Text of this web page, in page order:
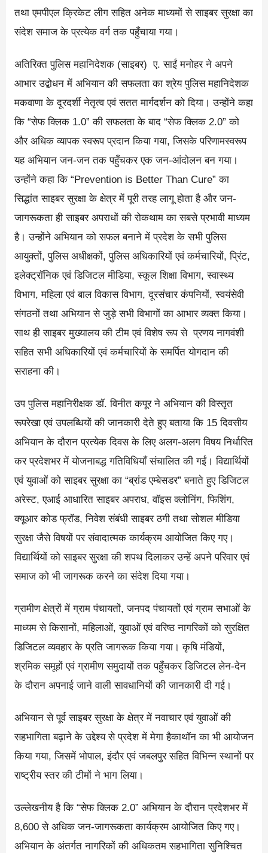
तथा एमपीएल क्रिकेट लीग सहित अनेक माध्यमों से साइबर सुरक्षा का
संदेश समाज के प्रत्येक वर्ग तक पहुँचाया गया।
अतिरिक्त पुलिस महानिदेशक (साइबर) ए. साईं मनोहर ने अपने
आभार उद्बोधन में अभियान की सफलता का श्रेय पुलिस महानिदेशक
मकवाणा के दूरदर्शी नेतृत्व एवं सतत मार्गदर्शन को दिया। उन्होंने कहा
कि “सेफ क्लिक 1.0” की सफलता के बाद “सेफ क्लिक 2.0” को
और अधिक व्यापक स्वरूप प्रदान किया गया, जिसके परिणामस्वरूप
यह अभियान जन-जन तक पहुँचकर एक जन-आंदोलन बन गया।
उन्होंने कहा कि “Prevention is Better Than Cure” का
सिद्धांत साइबर सुरक्षा के क्षेत्र में पूरी तरह लागू होता है और जन-
जागरूकता ही साइबर अपराधों की रोकथाम का सबसे प्रभावी माध्यम
है। उन्होंने अभियान को सफल बनाने में प्रदेश के सभी पुलिस
आयुक्तों, पुलिस अधीक्षकों, पुलिस अधिकारियों एवं कर्मचारियों, प्रिंट,
इलेक्ट्रॉनिक एवं डिजिटल मीडिया, स्कूल शिक्षा विभाग, स्वास्थ्य
विभाग, महिला एवं बाल विकास विभाग, दूरसंचार कंपनियों, स्वयंसेवी
संगठनों तथा अभियान से जुड़े सभी विभागों का आभार व्यक्त किया।
साथ ही साइबर मुख्यालय की टीम एवं विशेष रूप से प्रणय नागवंशी
सहित सभी अधिकारियों एवं कर्मचारियों के समर्पित योगदान की
सराहना की।
उप पुलिस महानिरीक्षक डॉ. विनीत कपूर ने अभियान की विस्तृत
रूपरेखा एवं उपलब्धियों की जानकारी देते हुए बताया कि 15 दिवसीय
अभियान के दौरान प्रत्येक दिवस के लिए अलग-अलग विषय निर्धारित
कर प्रदेशभर में योजनाबद्ध गतिविधियाँ संचालित की गईं। विद्यार्थियों
एवं युवाओं को साइबर सुरक्षा का “ब्रांड एम्बेसडर” बनाते हुए डिजिटल
अरेस्ट, एआई आधारित साइबर अपराध, वॉइस क्लोनिंग, फिशिंग,
क्यूआर कोड फ्रॉड, निवेश संबंधी साइबर ठगी तथा सोशल मीडिया
सुरक्षा जैसे विषयों पर संवादात्मक कार्यक्रम आयोजित किए गए।
विद्यार्थियों को साइबर सुरक्षा की शपथ दिलाकर उन्हें अपने परिवार एवं
समाज को भी जागरूक करने का संदेश दिया गया।
ग्रामीण क्षेत्रों में ग्राम पंचायतों, जनपद पंचायतों एवं ग्राम सभाओं के
माध्यम से किसानों, महिलाओं, युवाओं एवं वरिष्ठ नागरिकों को सुरक्षित
डिजिटल व्यवहार के प्रति जागरूक किया गया। कृषि मंडियों,
श्रमिक समूहों एवं ग्रामीण समुदायों तक पहुँचकर डिजिटल लेन-देन
के दौरान अपनाई जाने वाली सावधानियों की जानकारी दी गई।
अभियान से पूर्व साइबर सुरक्षा के क्षेत्र में नवाचार एवं युवाओं की
सहभागिता बढ़ाने के उद्देश्य से प्रदेश में मेगा हैकाथॉन का भी आयोजन
किया गया, जिसमें भोपाल, इंदौर एवं जबलपुर सहित विभिन्न स्थानों पर
राष्ट्रीय स्तर की टीमों ने भाग लिया।
उल्लेखनीय है कि “सेफ क्लिक 2.0” अभियान के दौरान प्रदेशभर में
8,600 से अधिक जन-जागरूकता कार्यक्रम आयोजित किए गए।
अभियान के अंतर्गत नागरिकों की अधिकतम सहभागिता सुनिश्चित